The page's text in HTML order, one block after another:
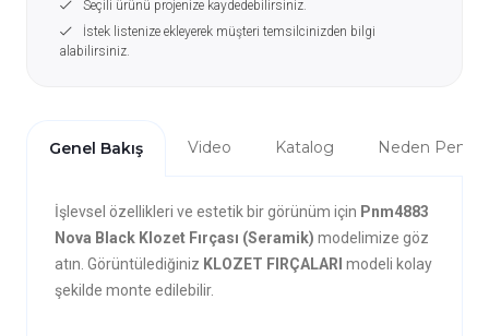
Seçili ürünü projenize kaydedebilirsiniz.
İstek listenize ekleyerek müşteri temsilcinizden bilgi
alabilirsiniz.
Genel Bakış Video Katalog Neden Penta?
İşlevsel özellikleri ve estetik bir görünüm için Pnm4883
Nova Black Klozet Fırçası (Seramik) modelimize göz
atın. Görüntülediğiniz KLOZET FIRÇALARI modeli kolay
şekilde monte edilebilir.